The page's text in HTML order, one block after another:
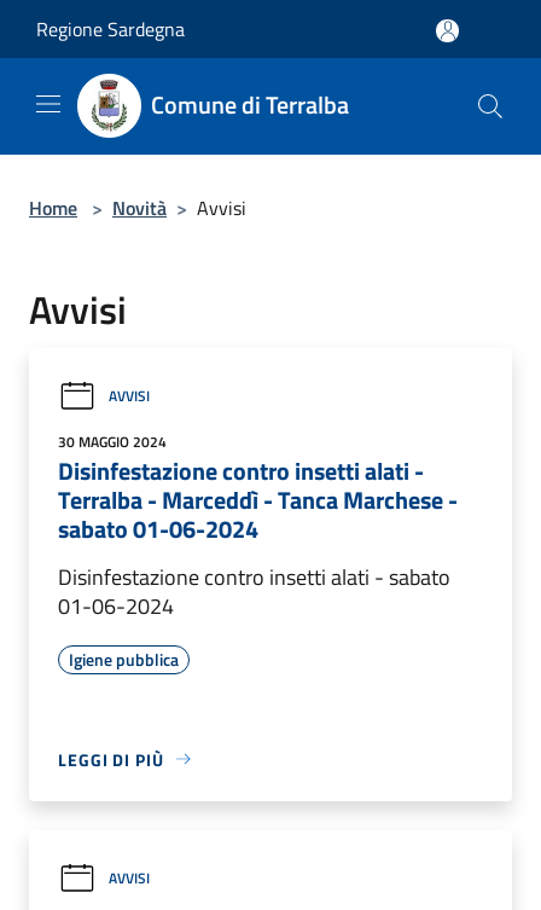
Regione Sardegna
Comune di Terralba
Home > Novità > Avvisi
Avvisi
AVVISI
30 MAGGIO 2024
Disinfestazione contro insetti alati -
Terralba - Marceddì - Tanca Marchese -
sabato 01-06-2024
Disinfestazione contro insetti alati - sabato
01-06-2024
Igiene pubblica
LEGGI DI PIÙ
AVVISI